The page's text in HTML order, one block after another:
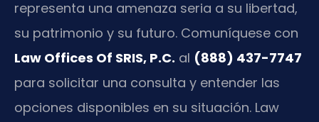
representa una amenaza seria a su libertad,
su patrimonio y su futuro. Comuníquese con
Law Offices Of SRIS, P.C. al (888) 437-7747
para solicitar una consulta y entender las
opciones disponibles en su situación. Law